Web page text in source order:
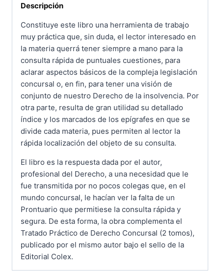
Descripción
Constituye este libro una herramienta de trabajo
muy práctica que, sin duda, el lector interesado en
la materia querrá tener siempre a mano para la
consulta rápida de puntuales cuestiones, para
aclarar aspectos básicos de la compleja legislación
concursal o, en fin, para tener una visión de
conjunto de nuestro Derecho de la insolvencia. Por
otra parte, resulta de gran utilidad su detallado
índice y los marcados de los epígrafes en que se
divide cada materia, pues permiten al lector la
rápida localización del objeto de su consulta.
El libro es la respuesta dada por el autor,
profesional del Derecho, a una necesidad que le
fue transmitida por no pocos colegas que, en el
mundo concursal, le hacían ver la falta de un
Prontuario que permitiese la consulta rápida y
segura. De esta forma, la obra complementa el
Tratado Práctico de Derecho Concursal (2 tomos),
publicado por el mismo autor bajo el sello de la
Editorial Colex.